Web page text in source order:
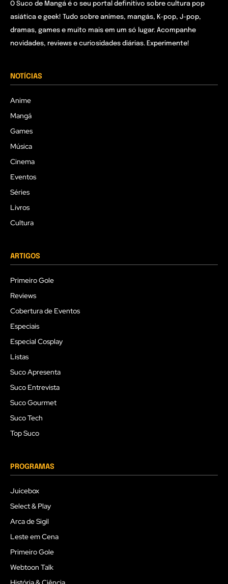
O Suco de Mangá é o seu portal definitivo sobre cultura pop
asiática e geek! Tudo sobre animes, mangás, K-pop, J-pop,
dramas, games e muito mais em um só lugar. Acompanhe
novidades, reviews e curiosidades diárias. Experimente!
NOTÍCIAS
Anime
Mangá
Games
Música
Cinema
Eventos
Séries
Livros
Cultura
ARTIGOS
Primeiro Gole
Reviews
Cobertura de Eventos
Especiais
Especial Cosplay
Listas
Suco Apresenta
Suco Entrevista
Suco Gourmet
Suco Tech
Top Suco
PROGRAMAS
Juicebox
Select & Play
Arca de Sigil
Leste em Cena
Primeiro Gole
Webtoon Talk